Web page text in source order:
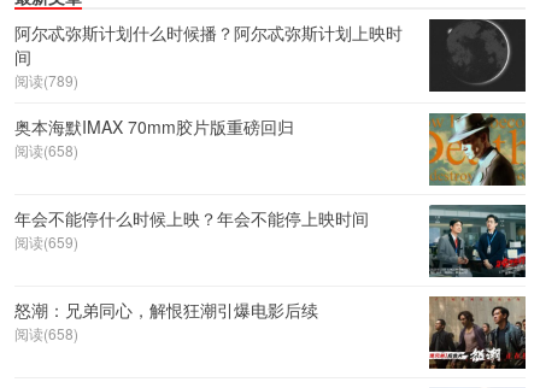
阿尔忒弥斯计划什么时候播？阿尔忒弥斯计划上映时
间
阅读(789)
奥本海默IMAX 70mm胶片版重磅回归
阅读(658)
年会不能停什么时候上映？年会不能停上映时间
阅读(659)
怒潮：兄弟同心，解恨狂潮引爆电影后续
阅读(658)